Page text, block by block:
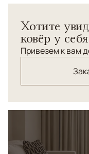
Хотите
ковёр у
Привезем к вам